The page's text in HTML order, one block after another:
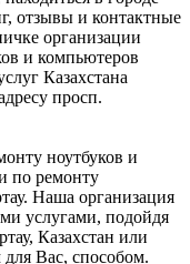
отзывы и контактные
организации
и компьютеров
Казахстана
просп.
ноутбуков и
по ремонту
Наша организация
услугами, подойдя
Казахстан или
Вас, способом.